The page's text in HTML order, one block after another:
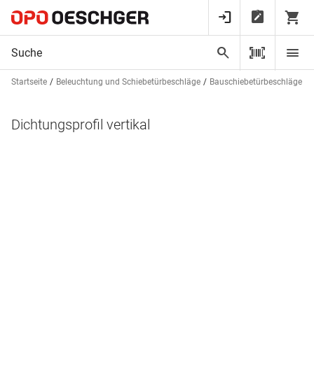
Startseite Beleuchtung und Schiebetürbeschläge Bauschiebetürbeschläge
Dichtungsprofil vertikal